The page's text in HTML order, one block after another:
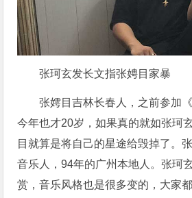
张珂玄发长文指张娉目家暴
张嫮目吉林长春人，之前参加
今年也才20岁，如果真的就如张珂
目就算是将自己的星途给毁掉了。
音乐人，94年的广州本地人。张珂
赏，音乐风格也是很多变的，大家